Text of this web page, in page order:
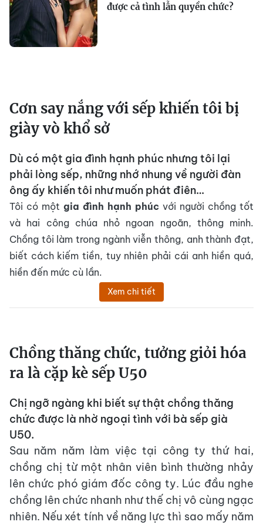
được cả tình lẫn quyền chức?
Cơn say nắng với sếp khiến tôi bị
giày vò khổ sở
Dù có một gia đình hạnh phúc nhưng tôi lại
phải lòng sếp, những nhớ nhung về người đàn
ông ấy khiến tôi như muốn phát điên…
Tôi có một gia đình hạnh phúc với người chồng tốt
và hai công chúa nhỏ ngoan ngoãn, thông minh.
Chồng tôi làm trong ngành viễn thông, anh thành đạt,
biết cách kiếm tiền, tuy nhiên phải cái anh hiền quá,
hiền đến mức cù lần.
Xem chi tiết
Chồng thăng chức, tưởng giỏi hóa
ra là cặp kè sếp U50
Chị ngỡ ngàng khi biết sự thật chồng thăng
chức được là nhờ ngoại tình với bà sếp già
U50.
Sau năm năm làm việc tại công ty thứ hai,
chồng chị từ một nhân viên bình thường nhảy
lên chức phó giám đốc công ty. Lúc đầu nghe
chồng lên chức nhanh như thế chị vô cùng ngạc
nhiên. Nếu xét tính về năng lực thì sao mấy năm